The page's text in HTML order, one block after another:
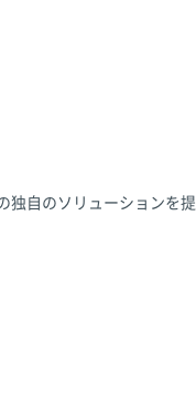
独自のソリューションを提